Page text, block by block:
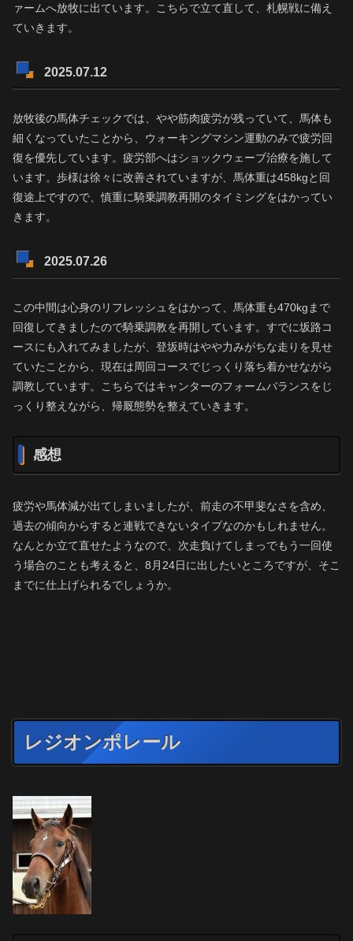
ァームへ放牧に出ています。こちらで立て直して、札幌戦に備え
ていきます。
2025.07.12
放牧後の馬体チェックでは、やや筋肉疲労が残っていて、馬体も
細くなっていたことから、ウォーキングマシン運動のみで疲労回
復を優先しています。疲労部へはショックウェーブ治療を施して
います。歩様は徐々に改善されていますが、馬体重は458kgと回
復途上ですので、慎重に騎乗調教再開のタイミングをはかってい
きます。
2025.07.26
この中間は心身のリフレッシュをはかって、馬体重も470kgまで
回復してきましたので騎乗調教を再開しています。すでに坂路コ
ースにも入れてみましたが、登坂時はやや力みがちな走りを見せ
ていたことから、現在は周回コースでじっくり落ち着かせながら
調教しています。こちらではキャンターのフォームバランスをじ
っくり整えながら、帰厩態勢を整えていきます。
感想
疲労や馬体減が出てしまいましたが、前走の不甲斐なさを含め、
過去の傾向からすると連戦できないタイプなのかもしれません。
なんとか立て直せたようなので、次走負けてしまっでもう一回使
う場合のことも考えると、8月24日に出したいところですが、そこ
までに仕上げられるでしょうか。
レジオンポレール